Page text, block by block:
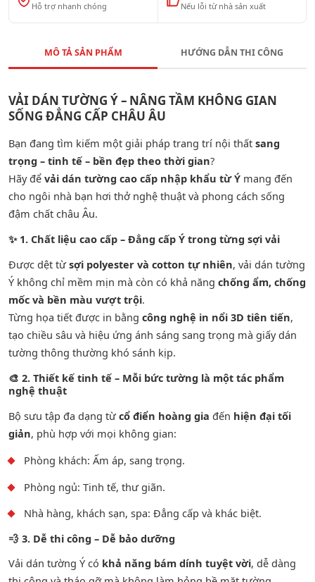
Hỗ trợ nhanh chóng Nếu lỗi từ nhà sản xuất
MÔ TẢ SẢN PHẨM HƯỚNG DẪN THI CÔNG
VẢI DÁN TƯỜNG Ý – NÂNG TẦM KHÔNG GIAN
SỐNG ĐẲNG CẤP CHÂU ÂU
Bạn đang tìm kiếm một giải pháp trang trí nội thất sang
trọng – tinh tế – bền đẹp theo thời gian?
Hãy để vải dán tường cao cấp nhập khẩu từ Ý mang đến
cho ngôi nhà bạn hơi thở nghệ thuật và phong cách sống
đậm chất châu Âu.
✨ 1. Chất liệu cao cấp – Đẳng cấp Ý trong từng sợi vải
Được dệt từsợi polyester và cotton tự nhiên, vải dán tường
Ý không chỉ mềm mịn mà còn có khả năng chống ẩm, chống
mốc và bền màu vượt trội.
Từng họa tiết được in bằng công nghệ in nổi 3D tiên tiến,
tạo chiều sâu và hiệu ứng ánh sáng sang trọng mà giấy dán
tường thông thường khó sánh kịp.
🎨 2. Thiết kế tinh tế – Mỗi bức tường là một tác phẩm
nghệ thuật
Bộ sưu tập đa dạng từcổ điển hoàng gia đến hiện đại tối
giản, phù hợp với mọi không gian:
Phòng khách: Ấm áp, sang trọng.
Phòng ngủ: Tinh tế, thư giãn.
Nhà hàng, khách sạn, spa: Đẳng cấp và khác biệt.
💨 3. Dễ thi công – Dễ bảo dưỡng
Vải dán tường Ý có khả năng bám dính tuyệt vời, dễ dàng